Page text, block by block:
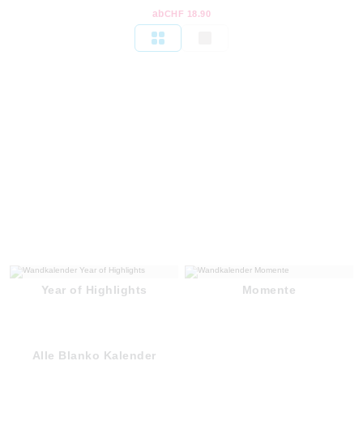
abCHF 18.90
Year of Highlights Momente
Alle Blanko Kalender